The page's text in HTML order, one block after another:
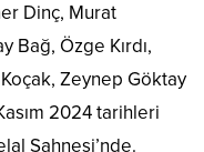
Dinç, Murat
Bağ, Özge Kırdı,
Zeynep Göktay
2024 tarihleri
Sahnesi’nde.